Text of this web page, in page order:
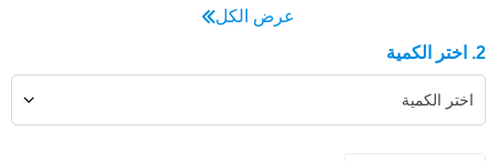
عرض الكل
2. اختر الكمية
اختر الكمية